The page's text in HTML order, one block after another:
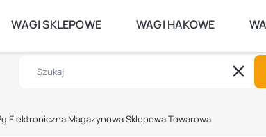
GODZINY 14:00 WYSYŁKA
WAGI SKLEPOWE WAGI HAKOWE
Elektroniczna Magazynowa Sklepowa Towarowa